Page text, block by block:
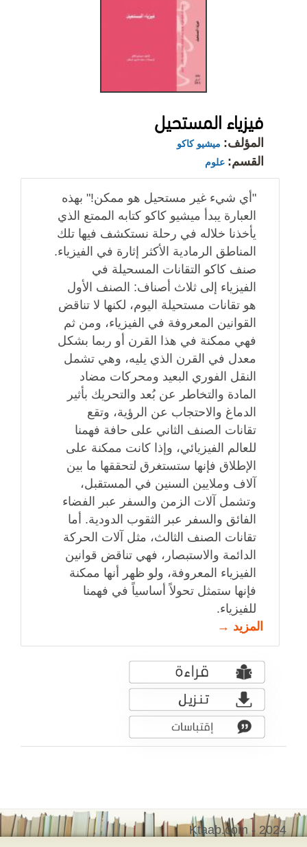
فيزياء المستحيل
المؤلف: ميشيو كاكو
القسم: علوم
"أي شيء غير مستحيل هو ممكن!" بهذه
العبارة يبدأ ميشيو كاكو كتابه الممتع الذي
يأخذنا خلاله في رحلة نستكشف فيها تلك
المناطق الرمادية الأكثر إثارة في الفيزياء.
صنف كاكو التقانات المسحيلة في
الفيزياء إلى ثلاث أصناف: الصنف الأول
هو تقانات مستحيلة اليوم، لكنها لا تناقض
القوانين المعروفة في الفيزياء، ومن ثم
فهي ممكنة في هذا القرن أو ربما بشكل
معدل في القرن الذي يليه، وهي تشمل
النقل الفوري البعيد ومحركات مضاد
المادة والتخاطر عن بُعد والتحريك بأثير
الدماغ والاحتجاب عن الرؤية، وتقع
تقانات الصنف الثاني على حافة فهمنا
للعالم الفيزيائي، وإذا كانت ممكنة على
الإطلاق فإنها ستستغرق لتحققها ما بين
آلاف وملايين السنين في المستقبل،
وتشمل آلات الزمن والسفر عبر الفضاء
الفائق والسفر عبر الثقوب الدودية. أما
تقانات الصنف الثالث، مثل آلات الحركة
الدائمة والاستبصار، فهي تناقض قوانين
الفيزياء المعروفة، ولو ظهر أنها ممكنة
فإنها ستمثل تحولاً أساسياً في فهمنا
للفيزياء.
المزيد →
Ktaab.com - 2024